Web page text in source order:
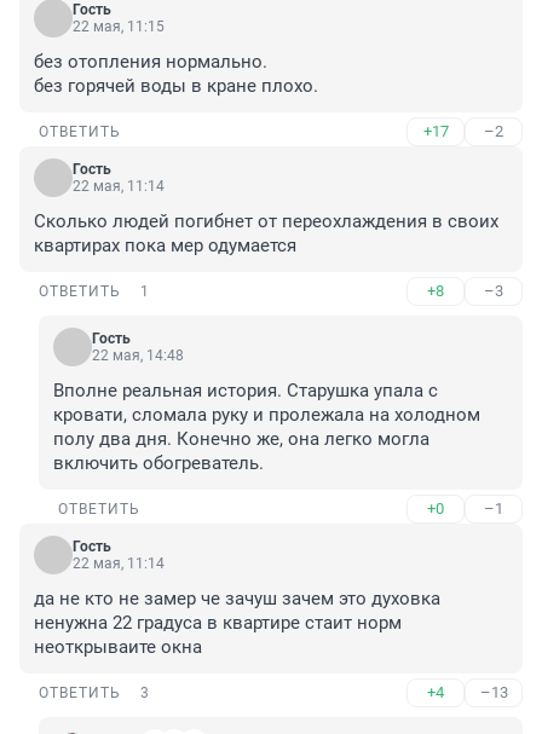
Гость
22 мая, 11:15
без отопления нормально.
без горячей воды в кране плохо.
ОТВЕТИТЬ +17 –2
Гость
22 мая, 11:14
Сколько людей погибнет от переохлаждения в своих
квартирах пока мер одумается
ОТВЕТИТЬ 1 +8 –3
Гость
22 мая, 14:48
Вполне реальная история. Старушка упала с
кровати, сломала руку и пролежала на холодном
полу два дня. Конечно же, она легко могла
включить обогреватель.
ОТВЕТИТЬ +0 –1
Гость
22 мая, 11:14
да не кто не замер че зачуш зачем это духовка
ненужна 22 градуса в квартире стаит норм
неоткрываите окна
ОТВЕТИТЬ 3 +4 –13